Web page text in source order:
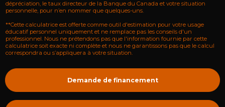
dépréciation, le taux directeur de la Banque du Canada et votre situation
personnelle, pour n’en nommer que quelques-uns.
**Cette calculatrice est offerte comme outil d'estimation pour votre usage
éducatif personnel uniquement et ne remplace pas les conseils d'un
professionnel. Nous ne prétendons pas que l'information fournie par cette
calculatrice soit exacte ni complète et nous ne garantissons pas que le calcul
correspondra ou s’appliquera à votre situation.
Demande de financement